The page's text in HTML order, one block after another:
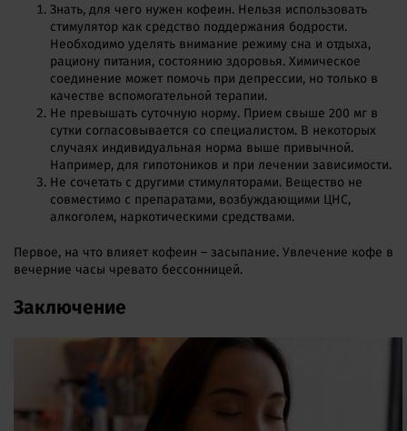
Знать, для чего нужен кофеин. Нельзя использовать
стимулятор как средство поддержания бодрости.
Необходимо уделять внимание режиму сна и отдыха,
рациону питания, состоянию здоровья. Химическое
соединение может помочь при депрессии, но только в
качестве вспомогательной терапии.
Не превышать суточную норму. Прием свыше 200 мг в
сутки согласовывается со специалистом. В некоторых
случаях индивидуальная норма выше привычной.
Например, для гипотоников и при лечении зависимости.
Не сочетать с другими стимуляторами. Вещество не
совместимо с препаратами, возбуждающими ЦНС,
алкоголем, наркотическими средствами.
Первое, на что влияет кофеин – засыпание. Увлечение кофе в
вечерние часы чревато бессонницей.
Заключение